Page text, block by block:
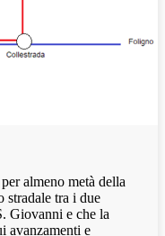
almeno metà della
stradale tra i due
Giovanni e che la
avanzamenti e